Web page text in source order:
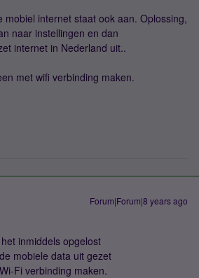
mobiel internet staat ook aan. Oplossing,
naar instellingen en dan
internet in Nederland uit..
met wifi verbinding maken.
Forum|Forum|8 years ago
inmiddels opgelost
mobiele data uit gezet
Fi verbinding maken.